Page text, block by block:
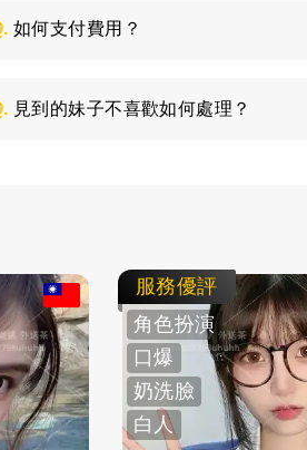
如何支付費用？
見到的妹子不喜歡如何處理？
服務優評
角色扮演
口爆
奶洗臉
白人